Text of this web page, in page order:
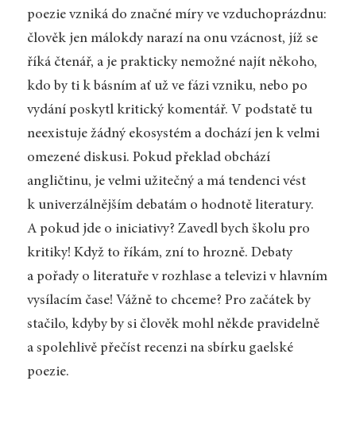
poezie vzniká do značné míry ve vzduchoprázdnu:
člověk jen málokdy narazí na onu vzácnost, jíž se
říká čtenář, a je prakticky nemožné najít někoho,
kdo by ti k básním ať už ve fázi vzniku, nebo po
vydání poskytl kritický komentář. V podstatě tu
neexistuje žádný ekosystém a dochází jen k velmi
omezené diskusi. Pokud překlad obchází
angličtinu, je velmi užitečný a má tendenci vést
k univerzálnějším debatám o hodnotě literatury.
A pokud jde o iniciativy? Zavedl bych školu pro
kritiky! Když to říkám, zní to hrozně. Debaty
a pořady o literatuře v rozhlase a televizi v hlavním
vysílacím čase! Vážně to chceme? Pro začátek by
stačilo, kdyby by si člověk mohl někde pravidelně
a spolehlivě přečíst recenzi na sbírku gaelské
poezie.